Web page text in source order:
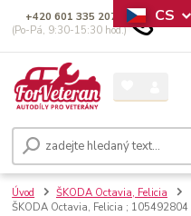
CS
+420 601 335 207
(Po-Pá, 9:30-15:30 hod.)
Úvod ŠKODA Octavia, Felicia
ŠKODA Octavia, Felicia ; 105492804